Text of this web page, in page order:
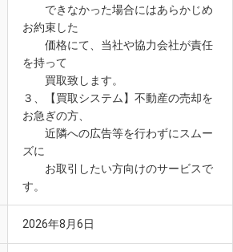
できなかった場合にはあらかじめ
お約束した
価格にて、当社や協力会社が責任
を持って
買取致します。
３、【買取システム】不動産の売却を
お急ぎの方、
近隣への広告等を行わずにスムー
ズに
お取引したい方向けのサービスで
す。
2026年8月6日